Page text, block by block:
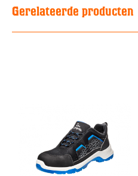
Gerelateerde producten